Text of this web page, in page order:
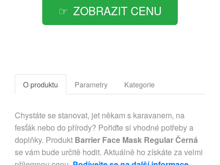
ZOBRAZIT CENU
O produktu Parametry Kategorie
Chystáte se stanovat, jet někam s karavanem, na
fesťák nebo do přírody? Pořiďte si vhodné potřeby a
doplňky. Produkt Barrier Face Mask Regular Černá
se vám bude určitě hodit. Aktuálně ho získáte za velmi